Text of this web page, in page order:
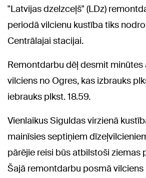
"Latvijas dzelzceļš" (LDz)
periodā vilcienu kustība tiks
Centrālajai stacijai.
Remontdarbu dēļ desmit minūtes
vilciens no Ogres, kas izbrauks
iebrauks plkst. 18.59.
Vienlaikus Siguldas virzienā
mainīsies septiņiem
pārējie reisi būs atbilstoši ziemas
Šajā remontdarbu posmā vilciens